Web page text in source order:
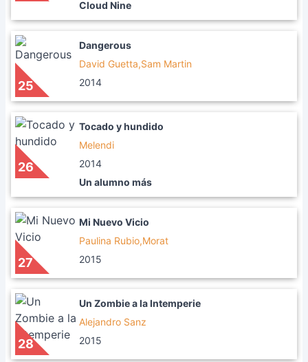
Cloud Nine
25
Dangerous
David Guetta,Sam Martin
2014
26
Tocado y hundido
Melendi
2014
Un alumno más
27
Mi Nuevo Vicio
Paulina Rubio,Morat
2015
28
Un Zombie a la Intemperie
Alejandro Sanz
2015